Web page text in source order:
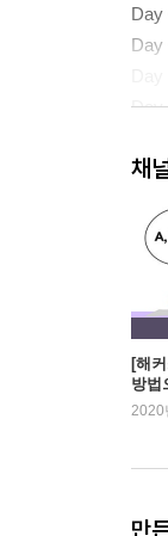
Day
Day
Day
Day
Day
Day
Day
Day
채
[해
방법
2020
만